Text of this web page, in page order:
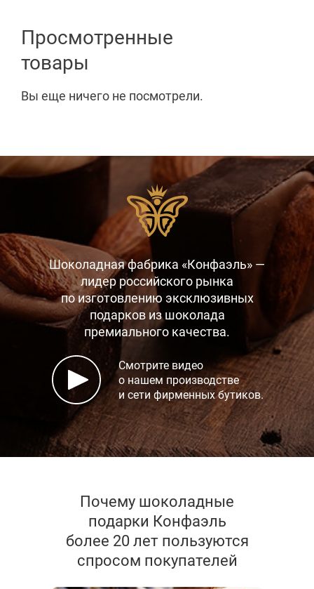
Просмотренные
товары
Вы еще ничего не посмотрели.
Шоколадная фабрика «Конфаэль» —
лидер российского рынка
по изготовлению эксклюзивных
подарков из шоколада
премиального качества.
Смотрите видео
о нашем производстве
и сети фирменных бутиков.
Почему шоколадные
подарки Конфаэль
более 20 лет пользуются
спросом покупателей